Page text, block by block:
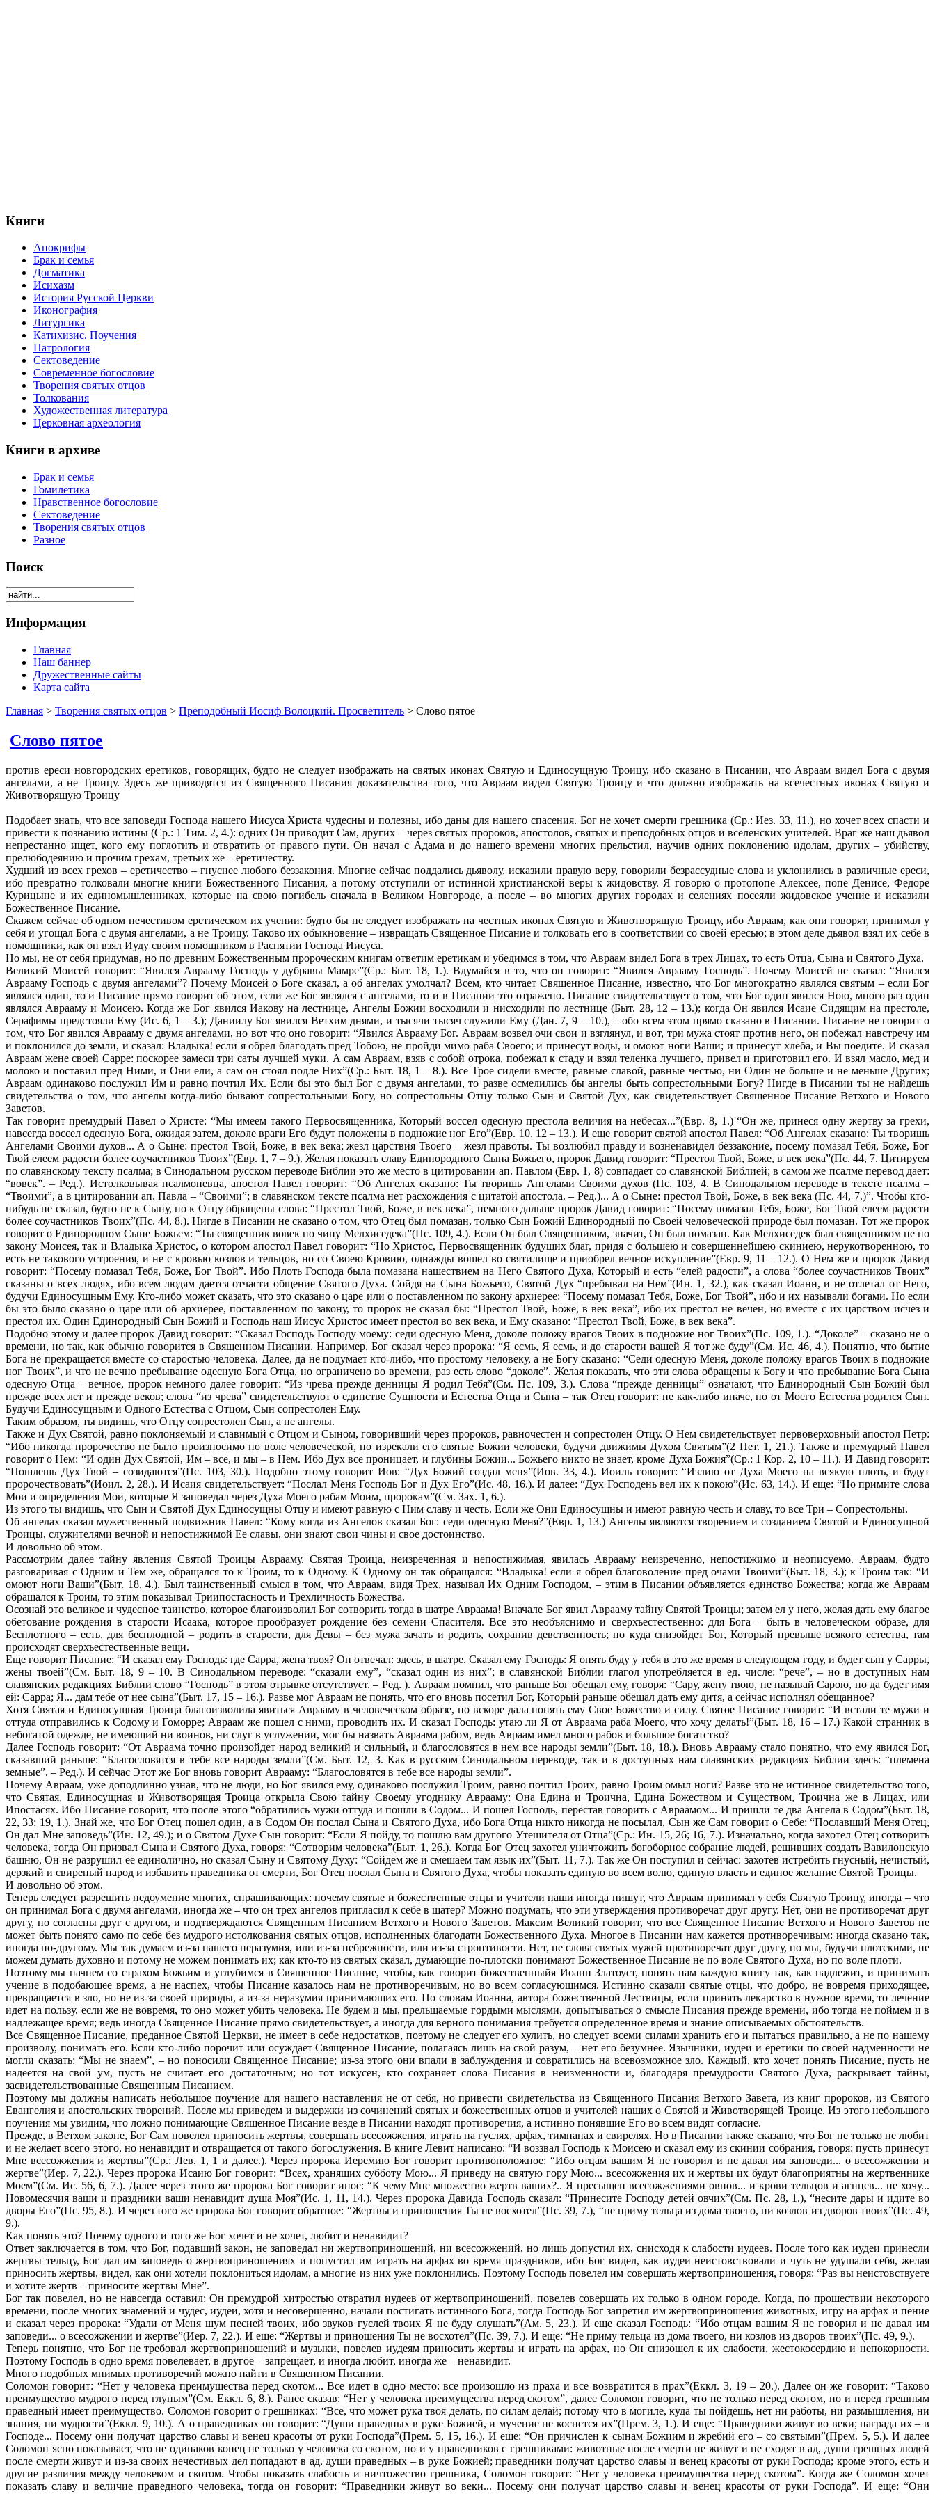
Книги
Апокрифы
Брак и семья
Догматика
Исихазм
История Русской Церкви
Иконография
Литургика
Катихизис. Поучения
Патрология
Сектоведение
Современное богословие
Творения святых отцов
Толкования
Художественная литература
Церковная археология
Книги в архиве
Брак и семья
Гомилетика
Нравственное богословие
Сектоведение
Творения святых отцов
Разное
Поиск
Информация
Главная
Наш баннер
Дружественные сайты
Карта сайта
Главная > Творения святых отцов > Преподобный Иосиф Волоцкий. Просветитель > Слово пятое
Слово пятое
против ереси новгородских еретиков, говорящих, будто не следует изображать на святых иконах Святую и Единосущную Троицу, ибо сказано в Писании, что Авраам видел Бога с двумя
ангелами, а не Троицу. Здесь же приводятся из Священного Писания доказательства того, что Авраам видел Святую Троицу и что должно изображать на всечестных иконах Святую и
Животворящую Троицу
Подобает знать, что все заповеди Господа нашего Иисуса Христа чудесны и полезны, ибо даны для нашего спасения. Бог не хочет смерти грешника (Ср.: Иез. 33, 11.), но хочет всех спасти и
привести к познанию истины (Ср.: 1 Тим. 2, 4.): одних Он приводит Сам, других – через святых пророков, апостолов, святых и преподобных отцов и вселенских учителей. Враг же наш дьявол
непрестанно ищет, кого ему поглотить и отвратить от правого пути. Он начал с Адама и до нашего времени многих прельстил, научив одних поклонению идолам, других – убийству,
прелюбодеянию и прочим грехам, третьих же – еретичеству.
Худший из всех грехов – еретичество – гнуснее любого беззакония. Многие сейчас поддались дьяволу, исказили правую веру, говорили безрассудные слова и уклонились в различные ереси,
ибо превратно толковали многие книги Божественного Писания, а потому отступили от истинной христианской веры к жидовству. Я говорю о протопопе Алексее, попе Денисе, Федоре
Курицыне и их единомышленниках, которые на свою погибель сначала в Великом Новгороде, а после – во многих других городах и селениях посеяли жидовское учение и исказили
Божественное Писание.
Скажем сейчас об одном нечестивом еретическом их учении: будто бы не следует изображать на честных иконах Святую и Животворящую Троицу, ибо Авраам, как они говорят, принимал у
себя и угощал Бога с двумя ангелами, а не Троицу. Таково их обыкновение – извращать Священное Писание и толковать его в соответствии со своей ересью; в этом деле дьявол взял их себе в
помощники, как он взял Иуду своим помощником в Распятии Господа Иисуса.
Но мы, не от себя придумав, но по древним Божественным пророческим книгам ответим еретикам и убедимся в том, что Авраам видел Бога в трех Лицах, то есть Отца, Сына и Святого Духа.
Великий Моисей говорит: “Явился Аврааму Господь у дубравы Мамре”(Ср.: Быт. 18, 1.). Вдумайся в то, что он говорит: “Явился Аврааму Господь”. Почему Моисей не сказал: “Явился
Аврааму Господь с двумя ангелами”? Почему Моисей о Боге сказал, а об ангелах умолчал? Всем, кто читает Священное Писание, известно, что Бог многократно являлся святым – если Бог
являлся один, то и Писание прямо говорит об этом, если же Бог являлся с ангелами, то и в Писании это отражено. Писание свидетельствует о том, что Бог один явился Ною, много раз один
являлся Аврааму и Моисею. Когда же Бог явился Иакову на лестнице, Ангелы Божии восходили и нисходили по лестнице (Быт. 28, 12 – 13.); когда Он явился Исаие Сидящим на престоле,
Серафимы предстояли Ему (Ис. 6, 1 – 3.); Даниилу Бог явился Ветхим днями, и тысячи тысяч служили Ему (Дан. 7, 9 – 10.), – обо всем этом прямо сказано в Писании. Писание не говорит о
том, что Бог явился Аврааму с двумя ангелами, но вот что оно говорит: “Явился Аврааму Бог. Авраам возвел очи свои и взглянул, и вот, три мужа стоят против него, он побежал навстречу им
и поклонился до земли, и сказал: Владыка! если я обрел благодать пред Тобою, не пройди мимо раба Своего; и принесут воды, и омоют ноги Ваши; и принесут хлеба, и Вы поедите. И сказал
Авраам жене своей Сарре: поскорее замеси три саты лучшей муки. А сам Авраам, взяв с собой отрока, побежал к стаду и взял теленка лучшего, привел и приготовил его. И взял масло, мед и
молоко и поставил пред Ними, и Они ели, а сам он стоял подле Них”(Ср.: Быт. 18, 1 – 8.). Все Трое сидели вместе, равные славой, равные честью, ни Один не больше и не меньше Других;
Авраам одинаково послужил Им и равно почтил Их. Если бы это был Бог с двумя ангелами, то разве осмелились бы ангелы быть сопрестольными Богу? Нигде в Писании ты не найдешь
свидетельства о том, что ангелы когда-либо бывают сопрестольными Богу, но сопрестольны Отцу только Сын и Святой Дух, как свидетельствует Священное Писание Ветхого и Нового
Заветов.
Так говорит премудрый Павел о Христе: “Мы имеем такого Первосвященника, Который воссел одесную престола величия на небесах...”(Евр. 8, 1.) “Он же, принеся одну жертву за грехи,
навсегда воссел одесную Бога, ожидая затем, доколе враги Его будут положены в подножие ног Его”(Евр. 10, 12 – 13.). И еще говорит святой апостол Павел: “Об Ангелах сказано: Ты творишь
Ангелами Своими духов... А о Сыне: престол Твой, Боже, в век века; жезл царствия Твоего – жезл правоты. Ты возлюбил правду и возненавидел беззаконие, посему помазал Тебя, Боже, Бог
Твой елеем радости более соучастников Твоих”(Евр. 1, 7 – 9.). Желая показать славу Единородного Сына Божьего, пророк Давид говорит: “Престол Твой, Боже, в век века”(Пс. 44, 7. Цитируем
по славянскому тексту псалма; в Синодальном русском переводе Библии это же место в цитировании ап. Павлом (Евр. 1, 8) совпадает со славянской Библией; в самом же псалме перевод дает:
“вовек”. – Ред.). Истолковывая псалмопевца, апостол Павел говорит: “Об Ангелах сказано: Ты творишь Ангелами Своими духов (Пс. 103, 4. В Синодальном переводе в тексте псалма –
“Твоими”, а в цитировании ап. Павла – “Своими”; в славянском тексте псалма нет расхождения с цитатой апостола. – Ред.)... А о Сыне: престол Твой, Боже, в век века (Пс. 44, 7.)”. Чтобы кто-
нибудь не сказал, будто не к Сыну, но к Отцу обращены слова: “Престол Твой, Боже, в век века”, немного дальше пророк Давид говорит: “Посему помазал Тебя, Боже, Бог Твой елеем радости
более соучастников Твоих”(Пс. 44, 8.). Нигде в Писании не сказано о том, что Отец был помазан, только Сын Божий Единородный по Своей человеческой природе был помазан. Тот же пророк
говорит о Единородном Сыне Божьем: “Ты священник вовек по чину Мелхиседека”(Пс. 109, 4.). Если Он был Священником, значит, Он был помазан. Как Мелхиседек был священником не по
закону Моисея, так и Владыка Христос, о котором апостол Павел говорит: “Но Христос, Первосвященник будущих благ, придя с большею и совершеннейшею скиниею, нерукотворенною, то
есть не такового устроения, и не с кровью козлов и тельцов, но со Своею Кровию, однажды вошел во святилище и приобрел вечное искупление”(Евр. 9, 11 – 12.). О Нем же и пророк Давид
говорит: “Посему помазал Тебя, Боже, Бог Твой”. Ибо Плоть Господа была помазана нашествием на Него Святого Духа, Который и есть “елей радости”, а слова “более соучастников Твоих”
сказаны о всех людях, ибо всем людям дается отчасти общение Святого Духа. Сойдя на Сына Божьего, Святой Дух “пребывал на Нем”(Ин. 1, 32.), как сказал Иоанн, и не отлетал от Него,
будучи Единосущным Ему. Кто-либо может сказать, что это сказано о царе или о поставленном по закону архиерее: “Посему помазал Тебя, Боже, Бог Твой”, ибо и их называли богами. Но если
бы это было сказано о царе или об архиерее, поставленном по закону, то пророк не сказал бы: “Престол Твой, Боже, в век века”, ибо их престол не вечен, но вместе с их царством исчез и
престол их. Один Единородный Сын Божий и Господь наш Иисус Христос имеет престол во век века, и Ему сказано: “Престол Твой, Боже, в век века”.
Подобно этому и далее пророк Давид говорит: “Сказал Господь Господу моему: седи одесную Меня, доколе положу врагов Твоих в подножие ног Твоих”(Пс. 109, 1.). “Доколе” – сказано не о
времени, но так, как обычно говорится в Священном Писании. Например, Бог сказал через пророка: “Я есмь, Я есмь, и до старости вашей Я тот же буду”(См. Ис. 46, 4.). Понятно, что бытие
Бога не прекращается вместе со старостью человека. Далее, да не подумает кто-либо, что простому человеку, а не Богу сказано: “Седи одесную Меня, доколе положу врагов Твоих в подножие
ног Твоих”, и что не вечно пребывание одесную Бога Отца, но ограничено во времени, раз есть слово “доколе”. Желая показать, что эти слова обращены к Богу и что пребывание Бога Сына
одесную Отца – вечное, пророк немного далее говорит: “Из чрева прежде денницы Я родил Тебя”(См. Пс. 109, 3.). Слова “прежде денницы” означают, что Единородный Сын Божий был
прежде всех лет и прежде веков; слова “из чрева” свидетельствуют о единстве Сущности и Естества Отца и Сына – так Отец говорит: не как-либо иначе, но от Моего Естества родился Сын.
Будучи Единосущным и Одного Естества с Отцом, Сын сопрестолен Ему.
Таким образом, ты видишь, что Отцу сопрестолен Сын, а не ангелы.
Также и Дух Святой, равно поклоняемый и славимый с Отцом и Сыном, говоривший через пророков, равночестен и сопрестолен Отцу. О Нем свидетельствует первоверховный апостол Петр:
“Ибо никогда пророчество не было произносимо по воле человеческой, но изрекали его святые Божии человеки, будучи движимы Духом Святым”(2 Пет. 1, 21.). Также и премудрый Павел
говорит о Нем: “И один Дух Святой, Им – все, и мы – в Нем. Ибо Дух все проницает, и глубины Божии... Божьего никто не знает, кроме Духа Божия”(Ср.: 1 Кор. 2, 10 – 11.). И Давид говорит:
“Пошлешь Дух Твой – созидаются”(Пс. 103, 30.). Подобно этому говорит Иов: “Дух Божий создал меня”(Иов. 33, 4.). Иоиль говорит: “Излию от Духа Моего на всякую плоть, и будут
пророчествовать”(Иоил. 2, 28.). И Исаия свидетельствует: “Послал Меня Господь Бог и Дух Его”(Ис. 48, 16.). И далее: “Дух Господень вел их к покою”(Ис. 63, 14.). И еще: “Но примите слова
Мои и определения Мои, которые Я заповедал через Духа Моего рабам Моим, пророкам”(См. Зах. 1, 6.).
Из этого ты видишь, что Сын и Святой Дух Единосущны Отцу и имеют равную с Ним славу и честь. Если же Они Единосущны и имеют равную честь и славу, то все Три – Сопрестольны.
Об ангелах сказал мужественный подвижник Павел: “Кому когда из Ангелов сказал Бог: седи одесную Меня?”(Евр. 1, 13.) Ангелы являются творением и созданием Святой и Единосущной
Троицы, служителями вечной и непостижимой Ее славы, они знают свои чины и свое достоинство.
И довольно об этом.
Рассмотрим далее тайну явления Святой Троицы Аврааму. Святая Троица, неизреченная и непостижимая, явилась Аврааму неизреченно, непостижимо и неописуемо. Авраам, будто
разговаривая с Одним и Тем же, обращался то к Троим, то к Одному. К Одному он так обращался: “Владыка! если я обрел благоволение пред очами Твоими”(Быт. 18, 3.); к Троим так: “И
омоют ноги Ваши”(Быт. 18, 4.). Был таинственный смысл в том, что Авраам, видя Трех, называл Их Одним Господом, – этим в Писании объявляется единство Божества; когда же Авраам
обращался к Троим, то этим показывал Триипостасность и Трехличность Божества.
Осознай это великое и чудесное таинство, которое благоизволил Бог сотворить тогда в шатре Авраама! Вначале Бог явил Аврааму тайну Святой Троицы; затем ел у него, желая дать ему благое
обетование рождения в старости Исаака, которое прообразует рождение без семени Спасителя. Все это необъяснимо и сверхъестественно: для Бога – быть в человеческом образе, для
Бесплотного – есть, для бесплодной – родить в старости, для Девы – без мужа зачать и родить, сохранив девственность; но куда снизойдет Бог, Который превыше всякого естества, там
происходят сверхъестественные вещи.
Еще говорит Писание: “И сказал ему Господь: где Сарра, жена твоя? Он отвечал: здесь, в шатре. Сказал ему Господь: Я опять буду у тебя в это же время в следующем году, и будет сын у Сарры,
жены твоей”(См. Быт. 18, 9 – 10. В Синодальном переводе: “сказали ему”, “сказал один из них”; в славянской Библии глагол употребляется в ед. числе: “рече”, – но в доступных нам
славянских редакциях Библии слово “Господь” в этом отрывке отсутствует. – Ред. ). Авраам помнил, что раньше Бог обещал ему, говоря: “Сару, жену твою, не называй Сарою, но да будет имя
ей: Сарра; Я... дам тебе от нее сына”(Быт. 17, 15 – 16.). Разве мог Авраам не понять, что его вновь посетил Бог, Который раньше обещал дать ему дитя, а сейчас исполнял обещанное?
Хотя Святая и Единосущная Троица благоизволила явиться Аврааму в человеческом образе, но вскоре дала понять ему Свое Божество и силу. Святое Писание говорит: “И встали те мужи и
оттуда отправились к Содому и Гоморре; Авраам же пошел с ними, проводить их. И сказал Господь: утаю ли Я от Авраама раба Моего, что хочу делать!”(Быт. 18, 16 – 17.) Какой странник в
небогатой одежде, не имеющий ни воинов, ни слуг в услужении, мог бы назвать Авраама рабом, ведь Авраам имел много рабов и большое богатство?
Далее Господь говорит: “От Авраама точно произойдет народ великий и сильный, и благословятся в нем все народы земли”(Быт. 18, 18.). Вновь Аврааму стало понятно, что ему явился Бог,
сказавший раньше: “Благословятся в тебе все народы земли”(См. Быт. 12, 3. Как в русском Синодальном переводе, так и в доступных нам славянских редакциях Библии здесь: “племена
земные”. – Ред.). И сейчас Этот же Бог вновь говорит Аврааму: “Благословятся в тебе все народы земли”.
Почему Авраам, уже доподлинно узнав, что не люди, но Бог явился ему, одинаково послужил Троим, равно почтил Троих, равно Троим омыл ноги? Разве это не истинное свидетельство того,
что Святая, Единосущная и Животворящая Троица открыла Свою тайну Своему угоднику Аврааму: Она Едина и Троична, Едина Божеством и Существом, Троична же в Лицах, или
Ипостасях. Ибо Писание говорит, что после этого “обратились мужи оттуда и пошли в Содом... И пошел Господь, перестав говорить с Авраамом... И пришли те два Ангела в Содом”(Быт. 18,
22, 33; 19, 1.). Знай же, что Бог Отец пошел один, а в Содом Он послал Сына и Святого Духа, ибо Бога Отца никто никогда не посылал, Сын же Сам говорит о Себе: “Пославший Меня Отец,
Он дал Мне заповедь”(Ин. 12, 49.); и о Святом Духе Сын говорит: “Если Я пойду, то пошлю вам другого Утешителя от Отца”(Ср.: Ин. 15, 26; 16, 7.). Изначально, когда захотел Отец сотворить
человека, тогда Он призвал Сына и Святого Духа, говоря: “Сотворим человека”(Быт. 1, 26.). Когда Бог Отец захотел уничтожить богоборное собрание людей, решивших создать Вавилонскую
башню, Он не разрушил ее единолично, но сказал Сыну и Святому Духу: “Сойдем же и смешаем там язык их”(Быт. 11, 7.). Так же Он поступил и сейчас: захотев истребить гнусный, нечистый,
дерзкий и свирепый народ и избавить праведника от смерти, Бог Отец послал Сына и Святого Духа, чтобы показать единую во всем волю, единую власть и единое желание Святой Троицы.
И довольно об этом.
Теперь следует разрешить недоумение многих, спрашивающих: почему святые и божественные отцы и учители наши иногда пишут, что Авраам принимал у себя Святую Троицу, иногда – что
он принимал Бога с двумя ангелами, иногда же – что он трех ангелов пригласил к себе в шатер? Можно подумать, что эти утверждения противоречат друг другу. Нет, они не противоречат друг
другу, но согласны друг с другом, и подтверждаются Священным Писанием Ветхого и Нового Заветов. Максим Великий говорит, что все Священное Писание Ветхого и Нового Заветов не
может быть понято само по себе без мудрого истолкования святых отцов, исполненных благодати Божественного Духа. Многое в Писании нам кажется противоречивым: иногда сказано так,
иногда по-другому. Мы так думаем из-за нашего неразумия, или из-за небрежности, или из-за строптивости. Нет, не слова святых мужей противоречат друг другу, но мы, будучи плотскими, не
можем думать духовно и потому не можем понимать их; как кто-то из святых сказал, думающие по-плотски понимают Божественное Писание не по воле Святого Духа, но по воле плоти.
Поэтому мы начнем со страхом Божьим и углубимся в Священное Писание, чтобы, как говорит божественныйя Иоанн Златоуст, понять нам каждую книгу так, как надлежит, и принимать
учение в подобающее время, а не наспех, чтобы Писание казалось нам не противоречивым, но во всем согласующимся. Истинно сказали святые отцы, что добро, не вовремя приходящее,
превращается в зло, но не из-за своей природы, а из-за неразумия принимающих его. По словам Иоанна, автора божественной Лествицы, если принять лекарство в нужное время, то лечение
идет на пользу, если же не вовремя, то оно может убить человека. Не будем и мы, прельщаемые гордыми мыслями, допытываться о смысле Писания прежде времени, ибо тогда не поймем и в
надлежащее время; ведь иногда Священное Писание прямо свидетельствует, а иногда для верного понимания требуется определенное время и знание описываемых обстоятельств.
Все Священное Писание, преданное Святой Церкви, не имеет в себе недостатков, поэтому не следует его хулить, но следует всеми силами хранить его и пытаться правильно, а не по нашему
произволу, понимать его. Если кто-либо порочит или осуждает Священное Писание, полагаясь лишь на свой разум, – нет его безумнее. Язычники, иудеи и еретики по своей надменности не
могли сказать: “Мы не знаем”, – но поносили Священное Писание; из-за этого они впали в заблуждения и совратились на всевозможное зло. Каждый, кто хочет понять Писание, пусть не
надеется на свой ум, пусть не считает его достаточным; но тот искусен, кто сохраняет слова Писания в неизменности и, благодаря премудрости Святого Духа, раскрывает тайны,
засвидетельствованные Священным Писанием.
Поэтому мы должны написать небольшое поучение для нашего наставления не от себя, но привести свидетельства из Священного Писания Ветхого Завета, из книг пророков, из Святого
Евангелия и апостольских творений. После мы приведем и выдержки из сочинений святых и божественных отцов и учителей наших о Святой и Животворящей Троице. Из этого небольшого
поучения мы увидим, что ложно понимающие Священное Писание везде в Писании находят противоречия, а истинно понявшие Его во всем видят согласие.
Прежде, в Ветхом законе, Бог Сам повелел приносить жертвы, совершать всесожжения, играть на гуслях, арфах, тимпанах и свирелях. Но в Писании также сказано, что Бог не только не любит
и не желает всего этого, но ненавидит и отвращается от такого богослужения. В книге Левит написано: “И воззвал Господь к Моисею и сказал ему из скинии собрания, говоря: пусть принесут
Мне всесожжения и жертвы”(Ср.: Лев. 1, 1 и далее.). Через пророка Иеремию Бог говорит противоположное: “Ибо отцам вашим Я не говорил и не давал им заповеди... о всесожжении и
жертве”(Иер. 7, 22.). Через пророка Исаию Бог говорит: “Всех, хранящих субботу Мою... Я приведу на святую гору Мою... всесожжения их и жертвы их будут благоприятны на жертвеннике
Моем”(См. Ис. 56, 6, 7.). Далее через этого же пророка Бог говорит иное: “К чему Мне множество жертв ваших?.. Я пресыщен всесожжениями овнов... и крови тельцов и агнцев... не хочу...
Новомесячия ваши и праздники ваши ненавидит душа Моя”(Ис. 1, 11, 14.). Через пророка Давида Господь сказал: “Принесите Господу детей овчих”(См. Пс. 28, 1.), “несите дары и идите во
дворы Его”(Пс. 95, 8.). И через того же пророка Бог говорит обратное: “Жертвы и приношения Ты не восхотел”(Пс. 39, 7.), “не приму тельца из дома твоего, ни козлов из дворов твоих”(Пс. 49,
9.).
Как понять это? Почему одного и того же Бог хочет и не хочет, любит и ненавидит?
Ответ заключается в том, что Бог, подавший закон, не заповедал ни жертвоприношений, ни всесожжений, но лишь допустил их, снисходя к слабости иудеев. После того как иудеи принесли
жертвы тельцу, Бог дал им заповедь о жертвоприношениях и попустил им играть на арфах во время праздников, ибо Бог видел, как иудеи неистовствовали и чуть не удушали себя, желая
приносить жертвы, видел, как они хотели поклониться идолам, а многие из них уже поклонились. Поэтому Господь повелел им совершать жертвоприношения, говоря: “Раз вы неистовствуете
и хотите жертв – приносите жертвы Мне”.
Бог так повелел, но не навсегда оставил: Он премудрой хитростью отвратил иудеев от жертвоприношений, повелев совершать их только в одном городе. Когда, по прошествии некоторого
времени, после многих знамений и чудес, иудеи, хотя и несовершенно, начали постигать истинного Бога, тогда Господь Бог запретил им жертвоприношения животных, игру на арфах и пение
и сказал через пророка: “Удали от Меня шум песней твоих, ибо звуков гуслей твоих Я не буду слушать”(Ам. 5, 23.). И еще сказал Господь: “Ибо отцам вашим Я не говорил и не давал им
заповеди... о всесожжении и жертве”(Иер. 7, 22.). И еще: “Жертвы и приношения Ты не восхотел”(Пс. 39, 7.). И еще: “Не приму тельца из дома твоего, ни козлов из дворов твоих”(Пс. 49, 9.).
Теперь понятно, что Бог не требовал жертвоприношений и музыки, повелев иудеям приносить жертвы и играть на арфах, но Он снизошел к их слабости, жестокосердию и непокорности.
Поэтому Господь в одно время повелевает, в другое – запрещает, и иногда любит, иногда же – ненавидит.
Много подобных мнимых противоречий можно найти в Священном Писании.
Соломон говорит: “Нет у человека преимущества перед скотом... Все идет в одно место: все произошло из праха и все возвратится в прах”(Еккл. 3, 19 – 20.). Далее он же говорит: “Таково
преимущество мудрого перед глупым”(См. Еккл. 6, 8.). Ранее сказав: “Нет у человека преимущества перед скотом”, далее Соломон говорит, что не только перед скотом, но и перед грешным
праведный имеет преимущество. Соломон говорит о грешниках: “Все, что может рука твоя делать, по силам делай; потому что в могиле, куда ты пойдешь, нет ни работы, ни размышления, ни
знания, ни мудрости”(Еккл. 9, 10.). А о праведниках он говорит: “Души праведных в руке Божией, и мучение не коснется их”(Прем. 3, 1.). И еще: “Праведники живут во веки; награда их – в
Господе... Посему они получат царство славы и венец красоты от руки Господа”(Прем. 5, 15, 16.). И еще: “Он причислен к сынам Божиим и жребий его – со святыми”(Прем. 5, 5.). И далее
Соломон ясно показывает, что не одинаков конец не только у человека со скотом, но и у праведников с грешниками: животные после смерти не живут и не сходят в ад, души грешных людей
после смерти живут и из-за своих нечестивых дел попадают в ад, души праведных – в руке Божией; праведники получат царство славы и венец красоты от руки Господа; кроме этого, есть и
другие различия между человеком и скотом. Чтобы показать слабость и ничтожество грешника, Соломон говорит: “Нет у человека преимущества перед скотом”. Когда же Соломон хочет
показать славу и величие праведного человека, тогда он говорит: “Праведники живут во веки... Посему они получат царство славы и венец красоты от руки Господа”. И еще: “Они